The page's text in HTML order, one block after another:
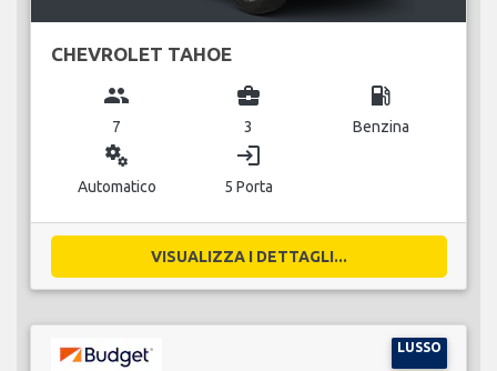
CHEVROLET TAHOE
group
7
business_center
3
local_gas_station
Benzina
miscellaneous_services
Automatico
login
5 Porta
VISUALIZZA I DETTAGLI...
LUSSO